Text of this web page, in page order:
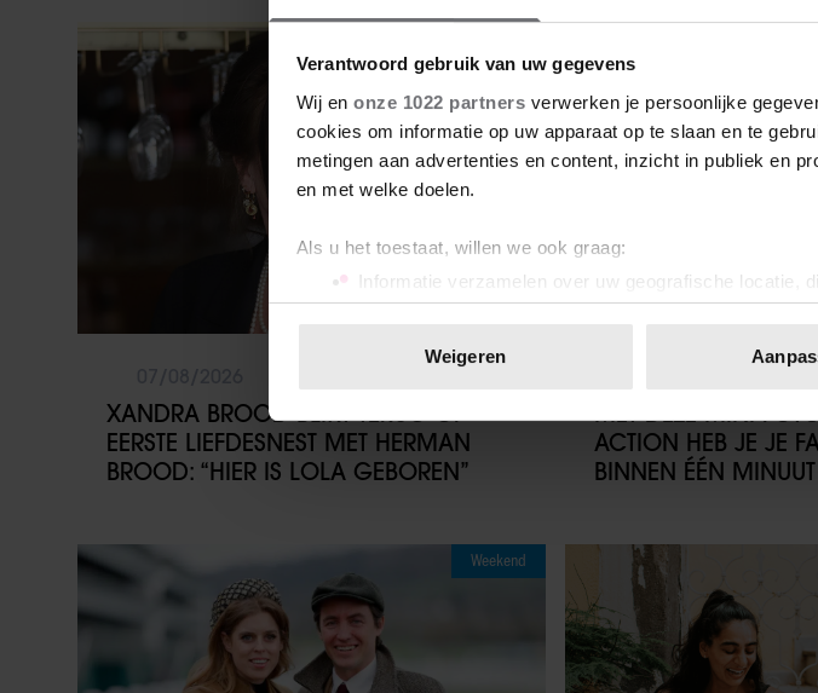
Verantwoord gebruik van uw gegevens
Wij en onze 1022 partners verwerken je persoonlijke
cookies om informatie op uw apparaat op te slaan en te
metingen aan advertenties en content, inzicht in publiek en
en met welke doelen.
Als u het toestaat, willen we ook graag:
Informatie verzamelen over uw geografische locatie,
Uw apparaat identificeren door het actief te scannen
toestemming op elk moment wijzigen of intrekken in de
We gebruiken cookies om content en advertenties te
websiteverkeer te analyseren. Ook delen we informatie
media, adverteren en analyse. Deze partners kunnen deze
verstrekt of die ze hebben verzameld op basis van uw
onze website blijft gebruiken.
Weigeren
XANDRA BROOD BLIKT TERUG OP
EERSTE LIEFDESNEST MET HERMAN
BROOD: “HIER IS LOLA GEBOREN”
MET DEZE MINI
ACTION HEB JE JE
BINNEN ÉÉN
Weekend